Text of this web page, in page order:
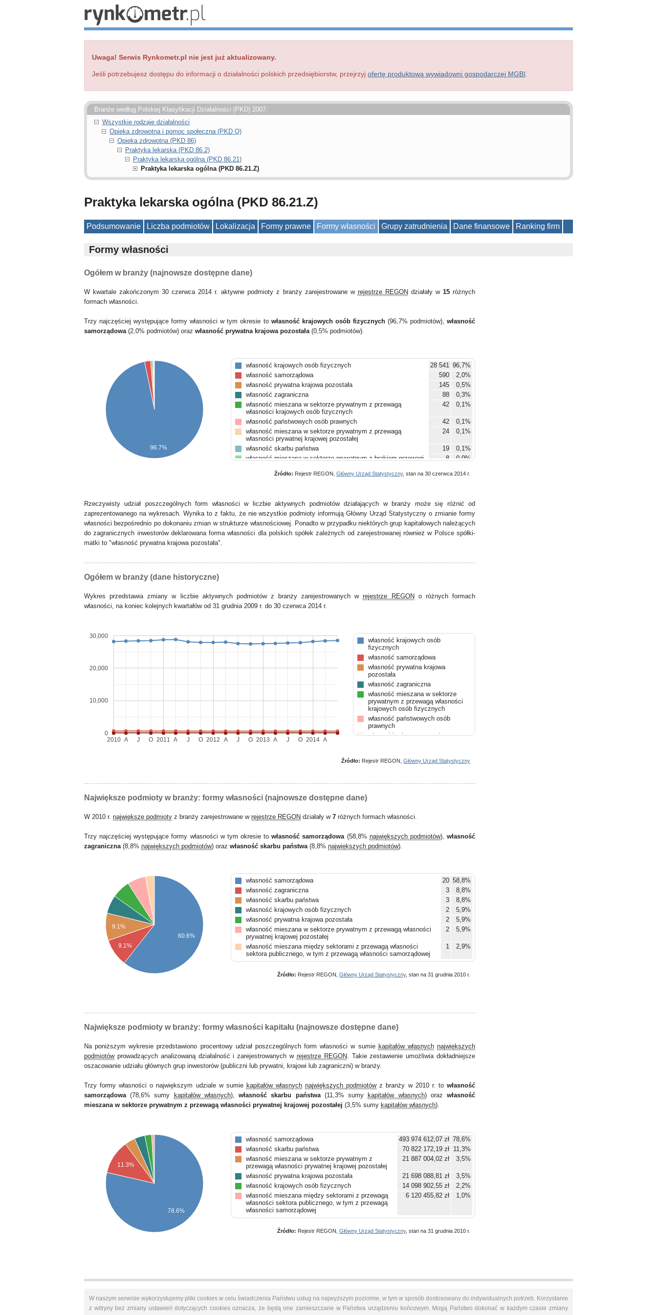
Uwaga! Serwis Rynkometr.pl nie jest już aktualizowany.
Jeśli potrzebujesz dostępu do informacji o działalności polskich przedsiębiorstw, przejrzyj ofertę produktową wywiadowni gospodarczej MGBI
Branże według Polskiej Klasyfikacji Działalności (PKD) 2007:
Wszystkie rodzaje działalności
Opieka zdrowotna i pomoc społeczna (PKD Q)
Opieka zdrowotna (PKD 86)
Praktyka lekarska (PKD 86.2)
Praktyka lekarska ogólna (PKD 86.21)
Praktyka lekarska ogólna (PKD 86.21.Z)
Praktyka lekarska ogólna (PKD 86.21.Z)
Podsumowanie Liczba podmiotów Lokalizacja Formy prawne Formy własności Grupy zatrudnienia Dane finansowe Ranking firm
Formy własności
Ogółem w branży (najnowsze dostępne dane)
W kwartale zakończonym 30 czerwca 2014 r. aktywne podmioty z branży zarejestrowane w rejestrze REGON działały w 15różnych
formach własności.
Trzy najczęściej występujące formy własności w tym okresie to własność krajowych osób fizycznych(96,7% podmiotów),własność
samorządowa(2,0% podmiotów) oraz własność prywatna krajowa pozostała(0,5% podmiotów).
96.7%
własność krajowych osób fizycznych 28 541 96,7%
własność samorządowa
590
2,0%
własność prywatna krajowa pozostała
145
0,5%
własność zagraniczna
88
0,3%
własność mieszana w sektorze prywatnym z przewagą
własności krajowych osób fizycznych
42 0,1%
własność państwowych osób prawnych 42
0,1%
własność mieszana w sektorze prywatnym z przewagą
własności prywatnej krajowej pozostałej
24 0,1%
własność skarbu państwa 19
0,1%
własność mieszana w sektorze prywatnym z brakiem przewagi
8 0,0%
własność mieszana w sektorze prywatnym z przewagą
4 0,0%
Źródło: Rejestr REGON, Główny Urząd Statystyczny, stan na 30 czerwca 2014 r.
Rzeczywisty udział poszczególnych form własności w liczbie aktywnych podmiotów działających w branży może się różnić od
zaprezentowanego na wykresach. Wynika to z faktu, że nie wszystkie podmioty informują Główny Urząd Statystyczny o zmianie formy
własności bezpośrednio po dokonaniu zmian w strukturze własnościowej. Ponadto w przypadku niektórych grup kapitałowych należących
do zagranicznych inwestorów deklarowana forma własności dla polskich spółek zależnych od zarejestrowanej również w Polsce spółki-
matki to "własność prywatna krajowa pozostała".
Ogółem w branży (dane historyczne)
Wykres przedstawia zmiany w liczbie aktywnych podmiotów z branży zarejestrowanych wrejestrze REGON o różnych formach
własności, na koniec kolejnych kwartałów od 31 grudnia 2009 r. do 30 czerwca 2014 r.
2010 2011 2012 2013 2014
A J O A J O A J O A J O A
0
10,000
20,000
30,000
własność krajowych osób
fizycznych
własność samorządowa
własność prywatna krajowa
pozostała
własność zagraniczna
własność mieszana w sektorze
prywatnym z przewagą własności
krajowych osób fizycznych
własność państwowych osób
prawnych
własność mieszana w sektorze
własność skarbu państwa
któregokolwiek rodzaju własności
zagranicznej
Źródło: Rejestr REGON, Główny Urząd Statystyczny
Największe podmioty w branży: formy własności (najnowsze dostępne dane)
W 2010 r. największe podmioty z branży zarejestrowane w rejestrze REGON działały w 7 różnych formach własności.
Trzy najczęściej występujące formy własności w tym okresie towłasność samorządowa(58,8% największych podmiotów),własność
zagraniczna(8,8% największych podmiotów) oraz własność skarbu państwa(8,8% największych podmiotów).
9.1%
9.1%
60.6%
własność samorządowa 20 58,8%
własność zagraniczna
3
8,8%
własność skarbu państwa
3
8,8%
własność krajowych osób fizycznych
2
5,9%
własność prywatna krajowa pozostała
2
5,9%
własność mieszana w sektorze prywatnym z przewagą własności
prywatnej krajowej pozostałej
2 5,9%
własność mieszana między sektorami z przewagą własności
sektora publicznego, w tym z przewagą własności samorządowej
1 2,9%
Źródło: Rejestr REGON, Główny Urząd Statystyczny, stan na 31 grudnia 2010 r.
Największe podmioty w branży: formy własności kapitału (najnowsze dostępne dane)
Na poniższym wykresie przedstawiono procentowy udział poszczególnych form własności w sumie kapitałów własnych największych
podmiotówprowadzących analizowaną działalność i zarejestrowanych w rejestrze REGON. Takie zestawienie umożliwia dokładniejsze
oszacowanie udziału głównych grup inwestorów (publiczni lub prywatni, krajowi lub zagraniczni) w branży.
Trzy formy własności o największym udziale w sumie kapitałów własnych największych podmiotówz branży w 2010 r. towłasność
samorządowa(78,6% sumy kapitałów własnych),własność skarbu państwa(11,3% sumy kapitałów własnych) orazwłasność
mieszana w sektorze prywatnym z przewagą własności prywatnej krajowej pozostałej (3,5% sumy kapitałów własnych).
11.3%
78.6%
własność samorządowa 493 974 612,07 zł 78,6%
własność skarbu państwa
70 822 172,19 zł 11,3%
własność mieszana w sektorze prywatnym z
przewagą własności prywatnej krajowej pozostałej
21 887 004,02 zł 3,5%
własność prywatna krajowa pozostała 21 698 088,81 zł
3,5%
własność krajowych osób fizycznych
14 098 902,55 zł
2,2%
własność mieszana między sektorami z przewagą
własności sektora publicznego, w tym z przewagą
własności samorządowej
6 120 455,82 zł 1,0%
Źródło: Rejestr REGON, Główny Urząd Statystyczny, stan na 31 grudnia 2010 r.
W naszym serwisie wykorzystujemy pliki cookies w celu świadczenia Państwu usług na najwyższym poziomie, w tym w sposób dostosowany do indywidualnych potrzeb. Korzystanie
z witryny bez zmiany ustawień dotyczących cookies oznacza, że będą one zamieszczane w Państwa urządzeniu końcowym. Mogą Państwo dokonać w każdym czasie zmiany